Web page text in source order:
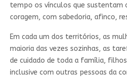
tempo os vínculos que sustentam
coragem, com sabedoria, afinco,
Em cada um dos territórios, as
maioria das vezes sozinhas, as
de cuidado de toda a família,
inclusive com outras pessoas da